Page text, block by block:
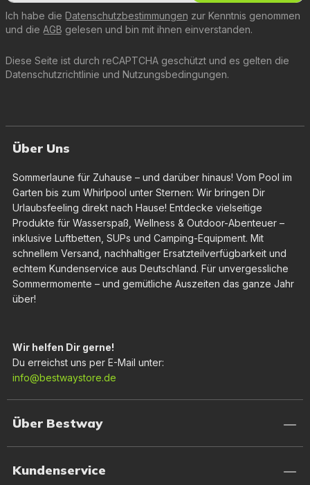
Diese Seite ist durch reCAPTCHA geschützt und es gelten die
Datenschutzrichtlinie und Nutzungsbedingungen.
Ich habe die Datenschutzbestimmungen zur Kenntnis genommen
und die AGB gelesen und bin mit ihnen einverstanden.
Über Uns
Sommerlaune für Zuhause – und darüber hinaus! Vom Pool im
Garten bis zum Whirlpool unter Sternen: Wir bringen Dir
Urlaubsfeeling direkt nach Hause! Entdecke vielseitige
Produkte für Wasserspaß, Wellness & Outdoor-Abenteuer –
inklusive Luftbetten, SUPs und Camping-Equipment. Mit
schnellem Versand, nachhaltiger Ersatzteilverfügbarkeit und
echtem Kundenservice aus Deutschland. Für unvergessliche
Sommermomente – und gemütliche Auszeiten das ganze Jahr
über!
Wir helfen Dir gerne!
Du erreichst uns per E-Mail unter:
info@bestwaystore.de
Über Bestway
Kundenservice